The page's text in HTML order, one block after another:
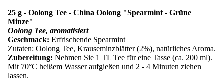
25 g - Oolong Tee - China Oolong "Spearmint - Grüne
Minze"
Oolong Tee, aromatisiert
Geschmack: Erfrischende Spearmint
Zutaten: Oolong Tee, Krauseminzblätter (2%), natürliches Aroma.
Zubereitung: Nehmen Sie 1 TL Tee für eine Tasse (ca. 200 ml).
Mit 70°C heißem Wasser aufgießen und 2 - 4 Minuten ziehen
lassen.